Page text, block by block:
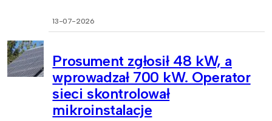
13-07-2026
Prosument zgłosił 48 kW, a
wprowadzał 700 kW. Operator
sieci skontrolował
mikroinstalacje